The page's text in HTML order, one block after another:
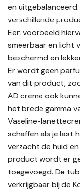
en
verschillende
Een voorbeeld
smeerbaar en licht
beschermd en
Er wordt geen
van dit product,
AD creme ook
het brede gamma
Vaseline-
schaffen als je last
verzacht de huid
product wordt er
toegevoegd. De
verkrijgbaar bij de